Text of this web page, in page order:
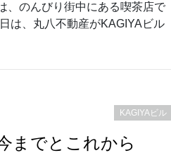
、のんびり街中にある喫茶店で
は、丸八不動産がKAGIYAビル
KAGIYAビル
までとこれから